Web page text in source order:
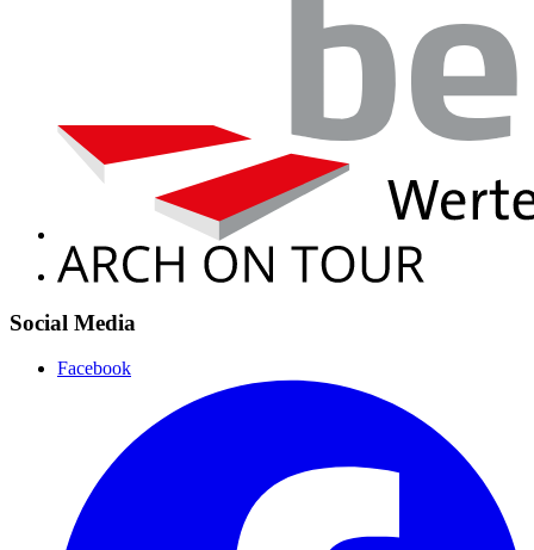
Social Media
Facebook